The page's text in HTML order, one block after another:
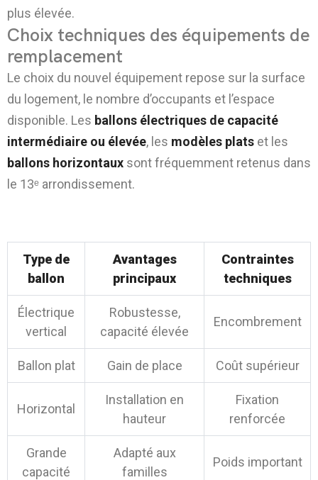
plus élevée.
Choix techniques des équipements de
remplacement
Le choix du nouvel équipement repose sur la surface
du logement, le nombre d’occupants et l’espace
disponible. Les ballons électriques de capacité
intermédiaire ou élevée, les modèles plats et les
ballons horizontaux sont fréquemment retenus dans
le 13ᵉ arrondissement.
Type de
ballon
Avantages
principaux
Contraintes
techniques
Électrique
vertical
Robustesse,
capacité élevée
Encombrement
Ballon plat Gain de place Coût supérieur
Horizontal
Installation en
hauteur
Fixation
renforcée
Grande
capacité
Adapté aux
familles
Poids important